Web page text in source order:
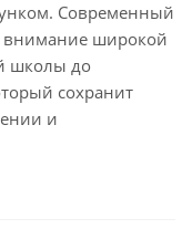
Современный
внимание широкой
школы до
сохранит
и